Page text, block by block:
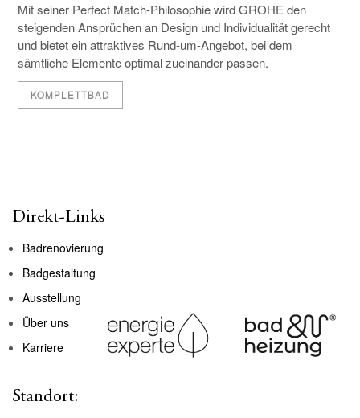
Mit seiner Perfect Match-Philosophie wird GROHE den
steigenden Ansprüchen an Design und Individualität gerecht
und bietet ein attraktives Rund-um-Angebot, bei dem
sämtliche Elemente optimal zueinander passen.
KOMPLETTBAD
Direkt-Links
Badrenovierung
Badgestaltung
Ausstellung
Über uns
Karriere
Standort: